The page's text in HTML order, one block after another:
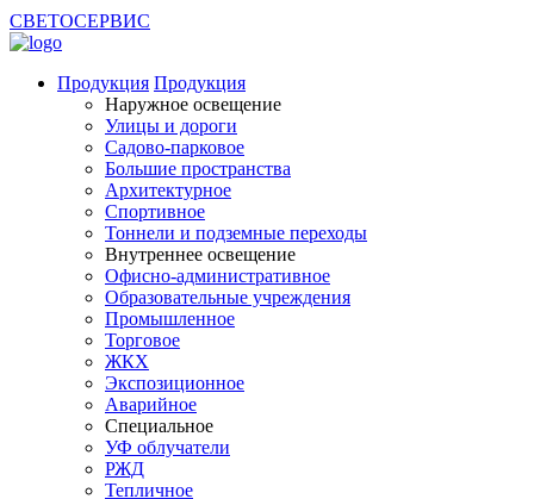
СВЕТОСЕРВИС
Продукция Продукция
Наружное освещение
Улицы и дороги
Садово-парковое
Большие пространства
Архитектурное
Спортивное
Тоннели и подземные переходы
Внутреннее освещение
Офисно-административное
Образовательные учреждения
Промышленное
Торговое
ЖКХ
Экспозиционное
Аварийное
Специальное
УФ облучатели
РЖД
Тепличное